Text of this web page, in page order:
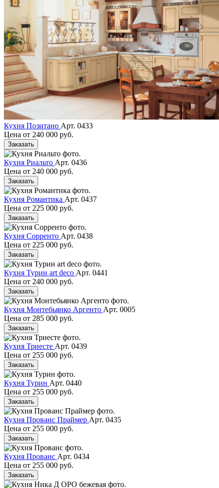
Кухня Позитано Арт. 0433
Цена от 240 000 руб.
Заказать
Кухня Риальто Арт. 0436
Цена от 240 000 руб.
Заказать
Кухня Романтика Арт. 0437
Цена от 225 000 руб.
Заказать
Кухня Сорренто Арт. 0438
Цена от 225 000 руб.
Заказать
Кухня Турин art deco Арт. 0441
Цена от 240 000 руб.
Заказать
Кухня Монтебьянко Аргенто Арт. 0005
Цена от 285 000 руб.
Заказать
Кухня Триесте Арт. 0439
Цена от 255 000 руб.
Заказать
Кухня Турин Арт. 0440
Цена от 255 000 руб.
Заказать
Кухня Прованс Праймер Арт. 0435
Цена от 255 000 руб.
Заказать
Кухня Прованс Арт. 0434
Цена от 255 000 руб.
Заказать